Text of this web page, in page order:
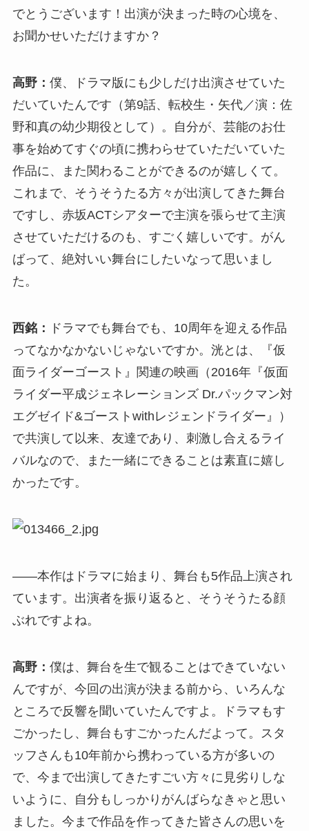
でとうございます！出演が決まった時の心境を、
お聞かせいただけますか？
高野： 僕、ドラマ版にも少しだけ出演させていた
だいていたんです（第9話、転校生・矢代／演：佐
野和真の幼少期役として）。自分が、芸能のお仕
事を始めてすぐの頃に携わらせていただいていた
作品に、また関わることができるのが嬉しくて。
これまで、そうそうたる方々が出演してきた舞台
ですし、赤坂ACTシアターで主演を張らせて主演
させていただけるのも、すごく嬉しいです。がん
ばって、絶対いい舞台にしたいなって思いまし
た。
西銘：
ドラマでも舞台でも、10周年を迎える作品
ってなかなかないじゃないですか。洸とは、『仮
面ライダーゴースト』関連の映画（2016年『仮面
ライダー平成ジェネレーションズ Dr.パックマン対
エグゼイド&ゴーストwithレジェンドライダー』）
で共演して以来、友達であり、刺激し合えるライ
バルなので、また一緒にできることは素直に嬉し
かったです。
――本作はドラマに始まり、舞台も5作品上演され
ています。出演者を振り返ると、そうそうたる顔
ぶれですよね。
高野： 僕は、舞台を生で観ることはできていない
んですが、今回の出演が決まる前から、いろんな
ところで反響を聞いていたんですよ。ドラマもす
ごかったし、舞台もすごかったんだよって。スタ
ッフさんも10年前から携わっている方が多いの
で、今まで出演してきたすごい方々に見劣りしな
いように、自分もしっかりがんばらなきゃと思い
ました。今まで作品を作ってきた皆さんの思いを